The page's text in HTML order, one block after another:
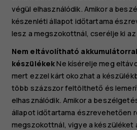
végül elhasználódik. Amikor a
készenléti állapot időtartama
lesz a megszokottnál, cserélje ki
Nem eltávolítható
készülékekNe kísérelje meg
mert ezzel kárt okozhat a
több százszor feltölthető és
elhasználódik. Amikor a
állapot időtartama észrevehetően
megszokottnál, vigye a készüléket